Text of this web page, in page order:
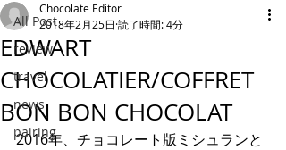
All Post
review
travel
news
pairing
EDWART
CHOCOLATIER/COFFRET
BON BON CHOCOLAT
Chocolate Editor
2018年2月25日 読了時間: 4分
2016年、チョコレート版ミシュランと